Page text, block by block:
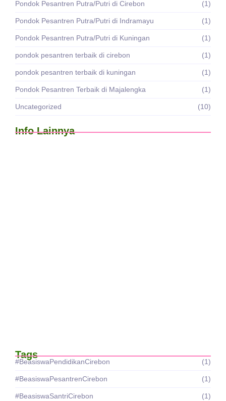
Pondok Pesantren Putra/Putri di Cirebon (1)
Pondok Pesantren Putra/Putri di Indramayu (1)
Pondok Pesantren Putra/Putri di Kuningan (1)
pondok pesantren terbaik di cirebon (1)
pondok pesantren terbaik di kuningan (1)
Pondok Pesantren Terbaik di Majalengka (1)
Uncategorized (10)
Info Lainnya
Tags
#BeasiswaPendidikanCirebon (1)
#BeasiswaPesantrenCirebon (1)
#BeasiswaSantriCirebon (1)